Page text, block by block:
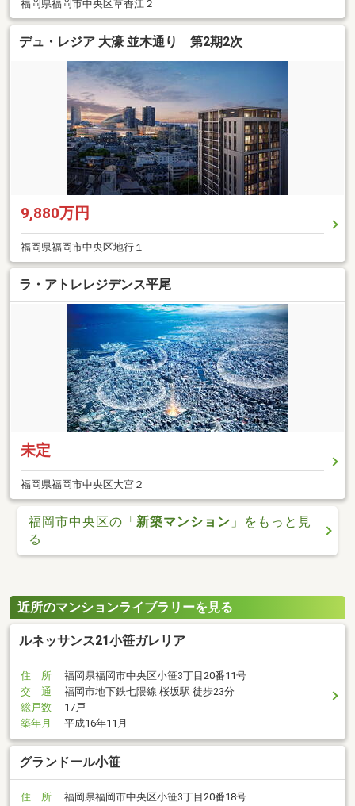
福岡県福岡市中央区草香江２
デュ・レジア 大濠 並木通り 第2期2次
9,880万円
福岡県福岡市中央区地行１
ラ・アトレレジデンス平尾
未定
福岡県福岡市中央区大宮２
福岡市中央区の「新築マンション 」をもっと見
る
近所のマンションライブラリーを見る
ルネッサンス21小笹ガレリア
住 所
福岡県福岡市中央区小笹3丁目20番11号
交 通
福岡市地下鉄七隈線 桜坂駅 徒歩23分
総戸数
17戸
築年月
平成16年11月
グランドール小笹
住 所
福岡県福岡市中央区小笹3丁目20番18号